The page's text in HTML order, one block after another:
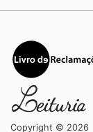
Copyright © 2026